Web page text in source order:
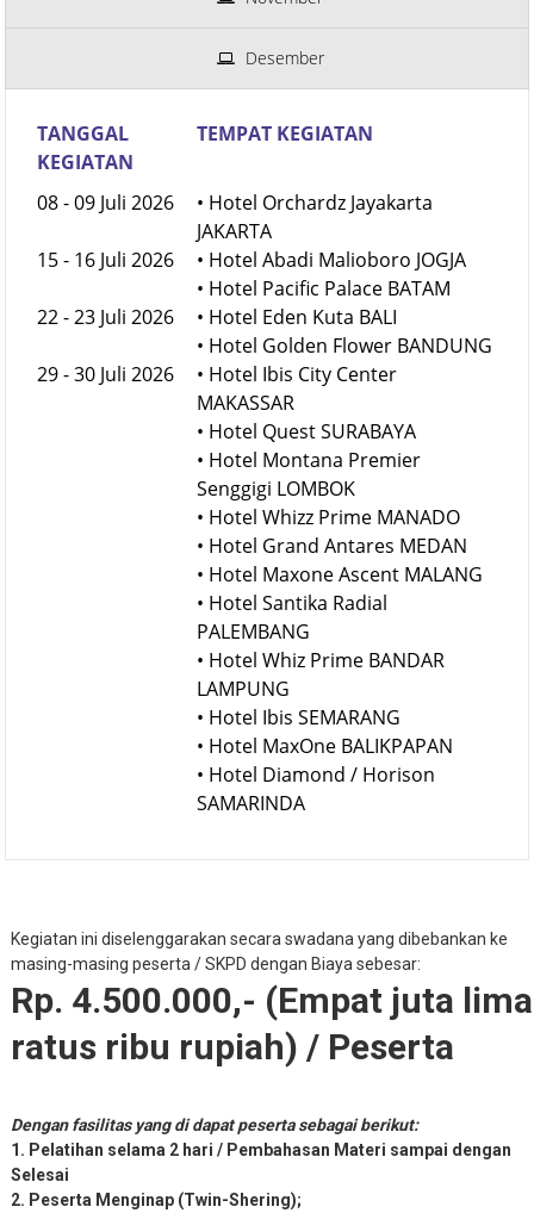
November
KEGIATAN
08 - 09 Juli 2026
15 - 16 Juli 2026
22 - 23 Juli 2026
• Hotel Orchardz Jayakarta
JAKARTA
• Hotel Abadi Malioboro JOGJA
• Hotel Pacific Palace BATAM
• Hotel Eden Kuta BALI
• Hotel Golden Flower BANDUNG
• Hotel Ibis City Center
MAKASSAR
• Hotel Quest SURABAYA
• Hotel Montana Premier
Senggigi LOMBOK
• Hotel Whizz Prime MANADO
• Hotel Grand Antares MEDAN
• Hotel Maxone Ascent MALANG
• Hotel Santika Radial
PALEMBANG
• Hotel Whiz Prime BANDAR
LAMPUNG
• Hotel Ibis SEMARANG
• Hotel MaxOne BALIKPAPAN
SAMARINDA
Kegiatan ini diselenggarakan secara swadana yang dibebankan ke
masing-masing peserta / SKPD dengan Biaya sebesar:
Rp. 4.500.000,- (Empat juta lima
Dengan fasilitas yang di dapat peserta sebagai berikut:
1. Pelatihan selama 2 hari / Pembahasan Materi sampai dengan